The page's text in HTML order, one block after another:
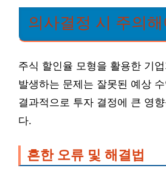
의사결정 시 주의해
주식 할인율 모형을 활용한 기
발생하는 문제는 잘못된 예상
결과적으로 투자 결정에 큰 영
다.
흔한 오류 및 해결법